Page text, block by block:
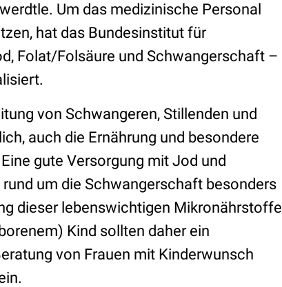
Um das medizinische Personal
hat das Bundesinstitut für
Folat/Folsäure und Schwangerschaft –
von Schwangeren, Stillenden und
auch die Ernährung und besondere
gute Versorgung mit Jod und
um die Schwangerschaft besonders
dieser lebenswichtigen Mikronährstoffe
Kind sollten daher ein
von Frauen mit Kinderwunsch